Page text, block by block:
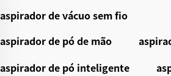
aspirador de vácuo sem fio
aspirador de pó de mão
aspirador de pó inteligente